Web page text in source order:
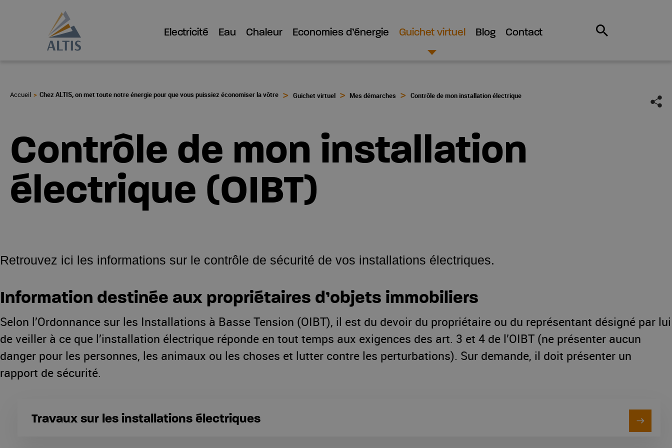
Electricité Eau Chaleur Economies d’énergie Guichet virtuel Blog Contact
Chez ALTIS, on met toute notre énergie pour que vous puissiez économiser la vôtre Guichet virtuel Mes démarches Contrôle de mon installation électrique
Contrôle de mon installation
électrique (OIBT)
Retrouvez ici les informations sur le contrôle de sécurité de vos installations électriques.
Information destinée aux propriétaires d’objets immobiliers
Selon l’Ordonnance sur les Installations à Basse Tension (OIBT), il est du devoir du propriétaire ou du représentant désigné par lui
de veiller à ce que l’installation électrique réponde en tout temps aux exigences des art. 3 et 4 de l’OIBT (ne présenter aucun
danger pour les personnes, les animaux ou les choses et lutter contre les perturbations). Sur demande, il doit présenter un
rapport de sécurité.
Travaux sur les installations électriques